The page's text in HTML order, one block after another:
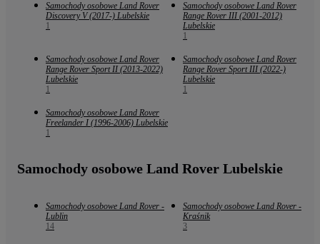
Samochody osobowe Land Rover
Discovery V (2017-) Lubelskie
1
Samochody osobowe Land Rover
Range Rover III (2001-2012)
Lubelskie
1
Samochody osobowe Land Rover
Range Rover Sport II (2013-2022)
Lubelskie
1
Samochody osobowe Land Rover
Range Rover Sport III (2022-)
Lubelskie
1
Samochody osobowe Land Rover
Freelander I (1996-2006) Lubelskie
1
Samochody osobowe Land Rover Lubelskie
Samochody osobowe Land Rover -
Lublin
14
Samochody osobowe Land Rover -
Kraśnik
3